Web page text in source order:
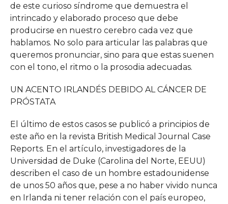
de este curioso síndrome que demuestra el
intrincado y elaborado proceso que debe
producirse en nuestro cerebro cada vez que
hablamos. No solo para articular las palabras que
queremos pronunciar, sino para que estas suenen
con el tono, el ritmo o la prosodia adecuadas.
UN ACENTO IRLANDÉS DEBIDO AL CÁNCER DE
PRÓSTATA
El último de estos casos se publicó a principios de
este año en la revista British Medical Journal Case
Reports. En el artículo, investigadores de la
Universidad de Duke (Carolina del Norte, EEUU)
describen el caso de un hombre estadounidense
de unos 50 años que, pese a no haber vivido nunca
en Irlanda ni tener relación con el país europeo,